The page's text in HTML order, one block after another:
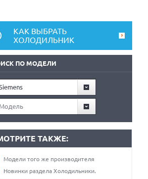
КАК ВЫБРАТЬ
ХОЛОДИЛЬНИК
ПО МОДЕЛИ
Модель
ТАКЖЕ:
Модели того же производителя
Новинки раздела Холодильники.